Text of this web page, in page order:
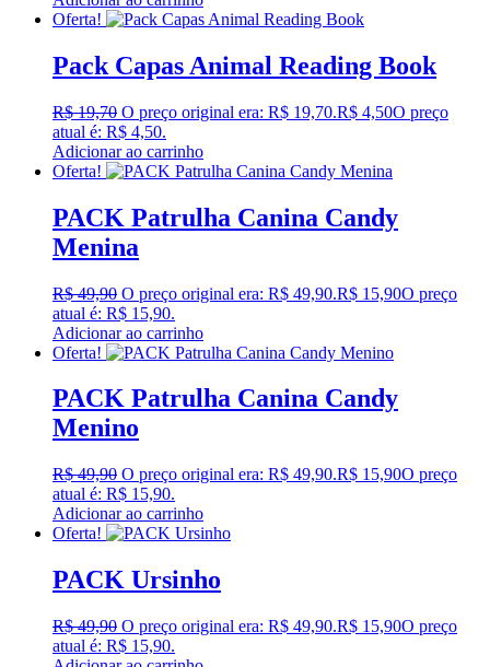
Oferta!
Pack Capas Animal Reading Book
R$19,70 O preço original era: R$ 19,70.R$ 4,50O preço
atual é: R$ 4,50.
Adicionar ao carrinho
Oferta!
PACK Patrulha Canina Candy
Menina
R$49,90 O preço original era: R$ 49,90.R$ 15,90O preço
atual é: R$ 15,90.
Adicionar ao carrinho
Oferta!
PACK Patrulha Canina Candy
Menino
R$49,90 O preço original era: R$ 49,90.R$ 15,90O preço
atual é: R$ 15,90.
Adicionar ao carrinho
Oferta!
PACK Ursinho
R$49,90 O preço original era: R$ 49,90.R$ 15,90O preço
atual é: R$ 15,90.